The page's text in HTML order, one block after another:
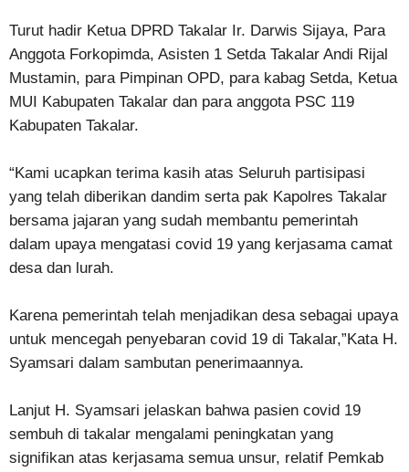
Turut hadir Ketua DPRD Takalar Ir. Darwis Sijaya, Para
Anggota Forkopimda, Asisten 1 Setda Takalar Andi Rijal
Mustamin, para Pimpinan OPD, para kabag Setda, Ketua
MUI Kabupaten Takalar dan para anggota PSC 119
Kabupaten Takalar.
“Kami ucapkan terima kasih atas Seluruh partisipasi
yang telah diberikan dandim serta pak Kapolres Takalar
bersama jajaran yang sudah membantu pemerintah
dalam upaya mengatasi covid 19 yang kerjasama camat
desa dan lurah.
Karena pemerintah telah menjadikan desa sebagai upaya
untuk mencegah penyebaran covid 19 di Takalar,”Kata H.
Syamsari dalam sambutan penerimaannya.
Lanjut H. Syamsari jelaskan bahwa pasien covid 19
sembuh di takalar mengalami peningkatan yang
signifikan atas kerjasama semua unsur, relatif Pemkab